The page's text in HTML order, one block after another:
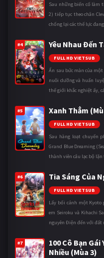
Sau những biến cố làm
2) tiếp tục theo chân
chống lại các thế lực
#4 Yêu Nhau Đến
FULL HD VIETSUB
Ẩn sau bức màn của
nuôi dưỡng và huấn
thế giới khắc nghiệt ấy,
#5 Xanh Thẳm
FULL HD VIETSUB
Sau hàng loạt chuyến
Grand Blue Dreaming
thành viên câu lạc bộ
#6 Tia Sáng Của
FULL HD VIETSUB
Lấy bối cảnh một Kyoto
em Seiroku và Kihachi
nguyên Điện đến với đất
#7
100 Cô Bạn
Nhiều (Mùa 3)